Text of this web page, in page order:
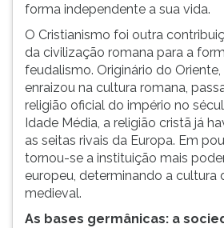
forma independente a sua vida.
O Cristianismo foi outra
da civilização romana para a
feudalismo. Originário do
enraizou na cultura romana,
religião oficial do império no
Idade Média, a religião cristã já
as seitas rivais da Europa. Em
tornou-se a instituição mais
europeu, determinando a cultura
medieval.
As bases germânicas: a